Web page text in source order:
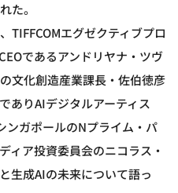
た。
TIFFCOMエグゼクティブプロ
であるアンドリヤナ・ツヴ
文化創造産業課長・佐伯徳彦
ありAIデジタルアーティス
ンガポールのNプライム・パ
ィア投資委員会のニコラス・
生成AIの未来について語っ